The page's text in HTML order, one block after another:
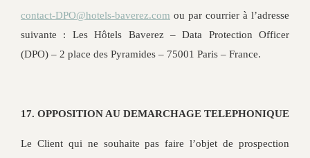
contact-DPO@hotels-baverez.com ou par courrier à l’adresse
suivante : Les Hôtels Baverez – Data Protection Officer
(DPO) – 2 place des Pyramides – 75001 Paris – France.
17. OPPOSITION AU DEMARCHAGE TELEPHONIQUE
Le Client qui ne souhaite pas faire l’objet de prospection